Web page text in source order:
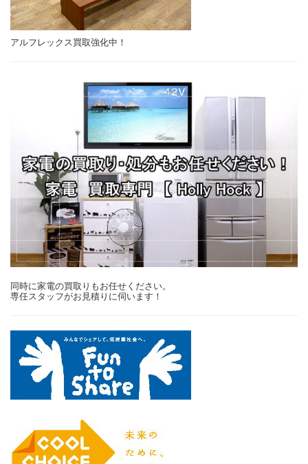
アルフレックス買取強化中！
同時に家電の買取りもお任せください。
専任スタッフがお見積りに伺います！